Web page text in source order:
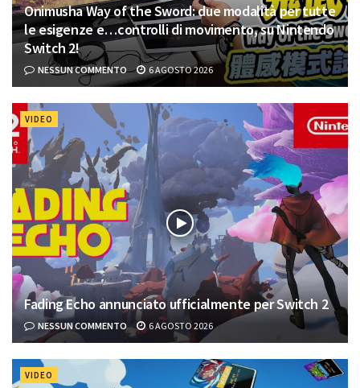
Onimusha Way of the Sword: due modalità per tutte
le esigenze e…controlli di movimento, su Nintendo
Switch 2!
NESSUN COMMENTO 6 AGOSTO 2026
VIDEO
Fading Echo annunciato ufficialmente per Switch 2
NESSUN COMMENTO 6 AGOSTO 2026
VIDEO